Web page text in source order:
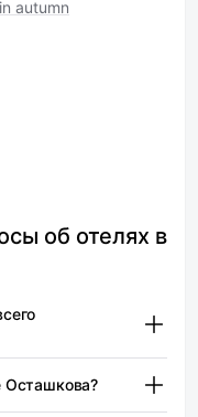
autumn
об отелях в
Осташкова?